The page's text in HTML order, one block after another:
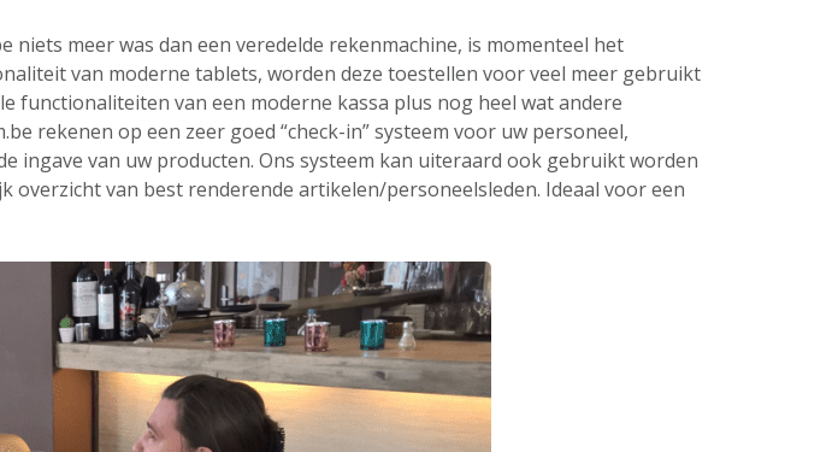
meer was dan een veredelde rekenmachine, is momenteel het
van moderne tablets, worden deze toestellen voor veel meer gebruikt
functionaliteiten van een moderne kassa plus nog heel wat andere
rekenen op een zeer goed “check-in” systeem voor uw personeel,
ingave van uw producten. Ons systeem kan uiteraard ook gebruikt worden
van best renderende artikelen/personeelsleden. Ideaal voor een